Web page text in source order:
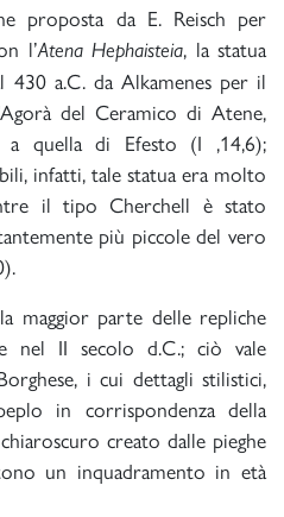
proposta da E. Reisch per
l’Atena Hephaisteia, la statua
a.C. da Alkamenes per il
del Ceramico di Atene,
a quella di Efesto (I ,14,6);
infatti, tale statua era molto
il tipo Cherchell è stato
più piccole del vero
maggior parte delle repliche
nel II secolo d.C.; ciò vale
i cui dettagli stilistici,
in corrispondenza della
creato dalle pieghe
un inquadramento in età